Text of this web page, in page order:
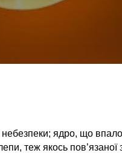
ядро, що
теж якось